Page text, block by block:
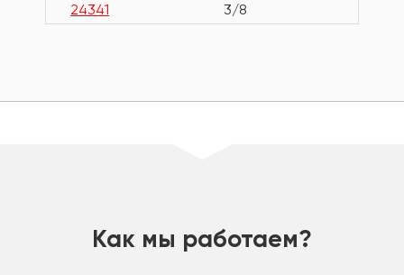
24341
3/8
Как мы работаем?